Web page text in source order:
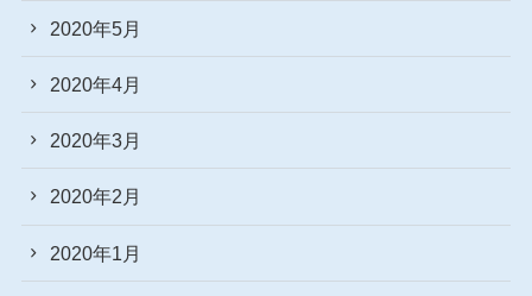
2020年5月
2020年4月
2020年3月
2020年2月
2020年1月